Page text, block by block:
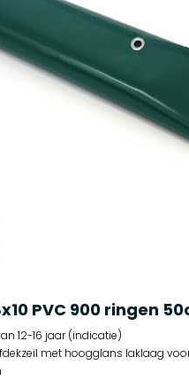
PVC 900 ringen
12-16 jaar (indicatie)
met hoogglans laklaag